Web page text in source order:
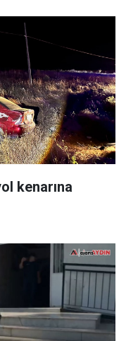
kenarına